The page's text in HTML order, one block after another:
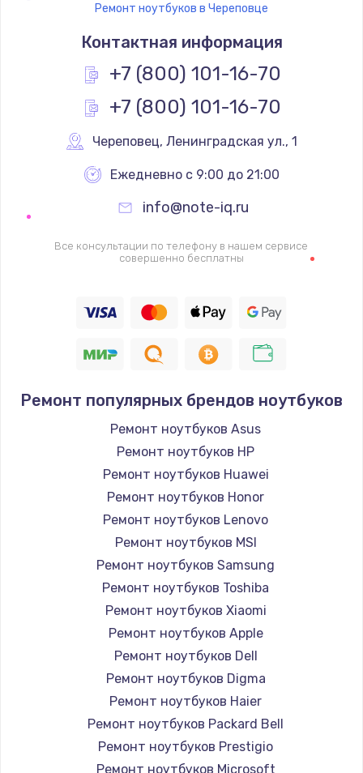
Ремонт ноутбуков в Череповце
Контактная информация
+7 (800) 101-16-70
+7 (800) 101-16-70
Череповец, Ленинградская ул., 1
Ежедневно с 9:00 до 21:00
info@note-iq.ru
Все консультации по телефону в нашем сервисе
совершенно бесплатны
Ремонт популярных брендов ноутбуков
Ремонт ноутбуков Asus
Ремонт ноутбуков HP
Ремонт ноутбуков Huawei
Ремонт ноутбуков Honor
Ремонт ноутбуков Lenovo
Ремонт ноутбуков MSI
Ремонт ноутбуков Samsung
Ремонт ноутбуков Toshiba
Ремонт ноутбуков Xiaomi
Ремонт ноутбуков Apple
Ремонт ноутбуков Dell
Ремонт ноутбуков Digma
Ремонт ноутбуков Haier
Ремонт ноутбуков Packard Bell
Ремонт ноутбуков Prestigio
Ремонт ноутбуков Microsoft